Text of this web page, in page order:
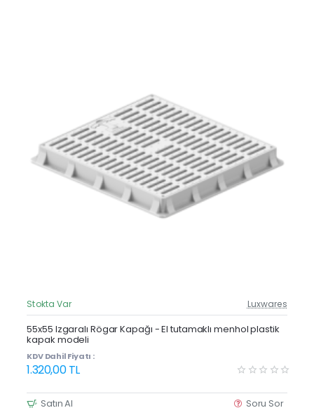
Güncel Fiyat
Yeni Ürün
Stokta Var Luxwares
55x55 Izgaralı Rögar Kapağı - El tutamaklı menhol plastik
kapak modeli
KDV Dahil Fiyatı :
1.320,00 TL
Satın Al Soru Sor